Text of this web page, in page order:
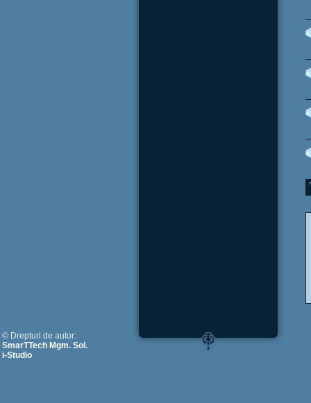
© Drepturi de autor:
SmarTTech Mgm. Sol.
i-Studio